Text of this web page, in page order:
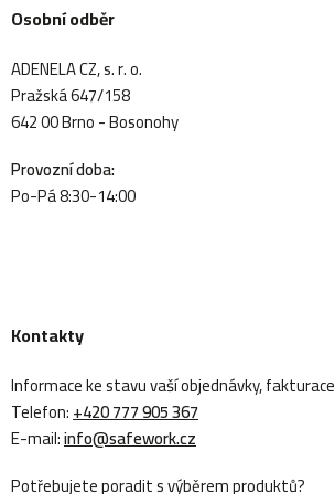
Osobní odběr
ADENELA CZ, s. r. o.
Pražská 647/158
642 00 Brno - Bosonohy
Provozní doba:
Po-Pá 8:30-14:00
Kontakty
Informace ke stavu vaší objednávky, fakturace
Telefon:+420 777 905 367
E-mail:info@safework.cz
Potřebujete poradit s výběrem produktů?